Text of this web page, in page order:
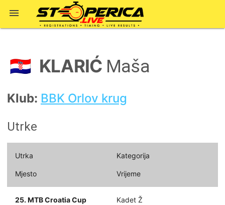

🇭🇷 KLARIĆ Maša
Klub: BBK Orlov krug
Utrke
Utrka Kategorija
Mjesto Vrijeme
25. MTB Croatia Cup
Kadet Ž